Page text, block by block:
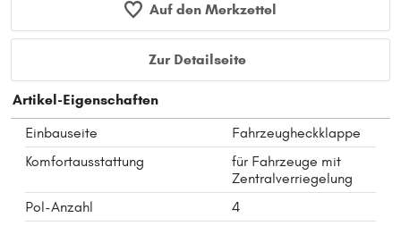
Auf den Merkzettel
Zur Detailseite
Artikel-Eigenschaften
Einbauseite
Fahrzeugheckklappe
Komfortausstattung
für Fahrzeuge mit
Zentralverriegelung
Pol-Anzahl
4